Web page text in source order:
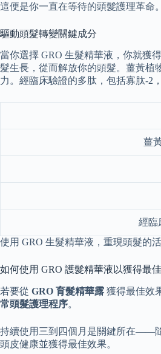
這便是你一直在等待的頭髮護理革命。
驅動頭髮轉變關鍵成分
當你選擇 GRO 生髮精華液，你就獲
髮生長，從而解放你的頭髮。薑黃植
力。經臨床驗證的多肽，包括寡肽-2
薑
經臨
使用 GRO 生髮精華液，重現頭髮的活
如何使用 GRO 護髮精華液以獲得最
若要從 GRO 育髮精華露 獲得最佳效
常頭髮護理程序。
持續使用三到四個月是關鍵所在——
頭皮健康並獲得最佳效果。